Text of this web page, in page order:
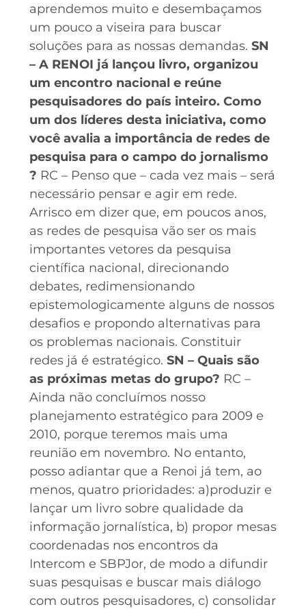
aprendemos muito e desembaçamos
um pouco a viseira para buscar
soluções para as nossas demandas. SN
– A RENOI já lançou livro, organizou
um encontro nacional e reúne
pesquisadores do país inteiro. Como
um dos líderes desta iniciativa, como
você avalia a importância de redes de
pesquisa para o campo do jornalismo
? RC – Penso que – cada vez mais – será
necessário pensar e agir em rede.
Arrisco em dizer que, em poucos anos,
as redes de pesquisa vão ser os mais
importantes vetores da pesquisa
científica nacional, direcionando
debates, redimensionando
epistemologicamente alguns de nossos
desafios e propondo alternativas para
os problemas nacionais. Constituir
redes já é estratégico. SN – Quais são
as próximas metas do grupo? RC –
Ainda não concluímos nosso
planejamento estratégico para 2009 e
2010, porque teremos mais uma
reunião em novembro. No entanto,
posso adiantar que a Renoi já tem, ao
menos, quatro prioridades: a)produzir e
lançar um livro sobre qualidade da
informação jornalística, b) propor mesas
coordenadas nos encontros da
Intercom e SBPJor, de modo a difundir
suas pesquisas e buscar mais diálogo
com outros pesquisadores, c) consolidar